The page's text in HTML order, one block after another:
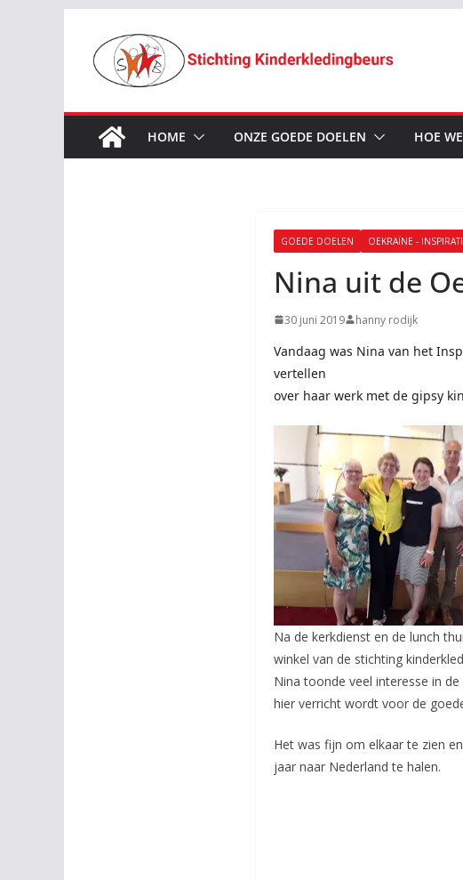
HOME ONZE GOEDE DOELEN HOE
GOEDE DOELEN OEKRAÏNE -
Nina uit de
30 juni 2019 hanny rodijk
Vandaag was Nina van het
vertellen
over haar werk met de gipsy
Na de kerkdienst en de lunch
winkel van de stichting
Nina toonde veel interesse in
hier verricht wordt voor de
Het was fijn om elkaar te zien
jaar naar Nederland te halen.